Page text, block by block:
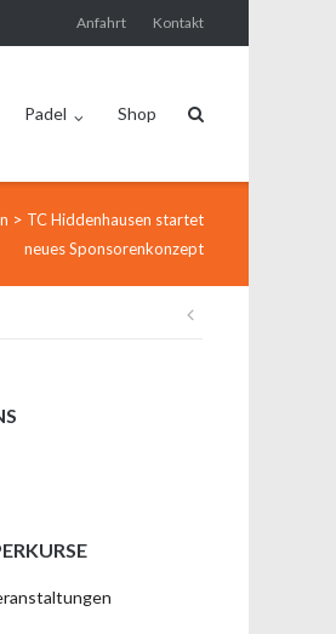
Anfahrt Kontakt
Padel Shop
> TC Hiddenhausen startet
neues Sponsorenkonzept